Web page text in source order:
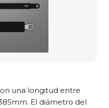
una longitud entre
El diámetro del